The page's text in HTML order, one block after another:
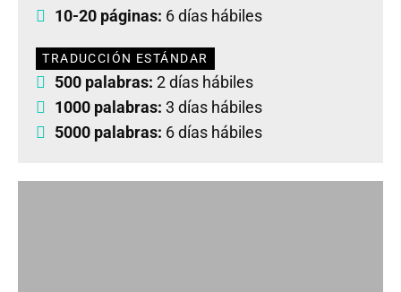
10-20 páginas: 6 días hábiles
TRADUCCIÓN ESTÁNDAR
500 palabras: 2 días hábiles
1000 palabras: 3 días hábiles
5000 palabras: 6 días hábiles